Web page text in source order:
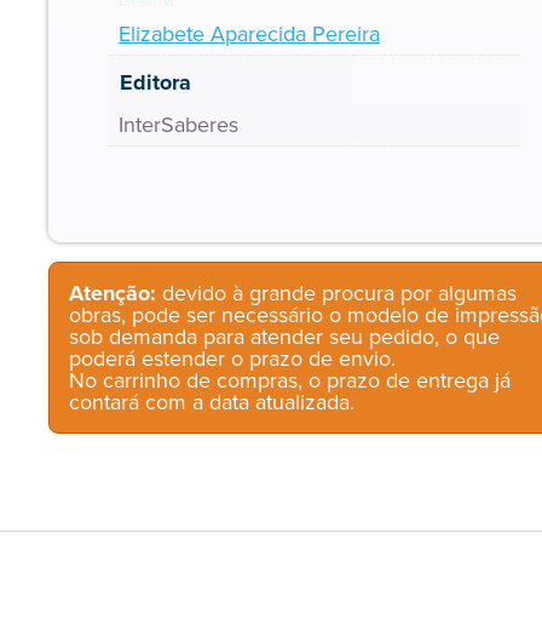
Elizabete Aparecida Pereira
Editora
InterSaberes
Atenção: devido à grande procura por algumas
obras, pode ser necessário o modelo de
sob demanda para atender seu pedido, o que
poderá estender o prazo de envio.
No carrinho de compras, o prazo de entrega já
contará com a data atualizada.